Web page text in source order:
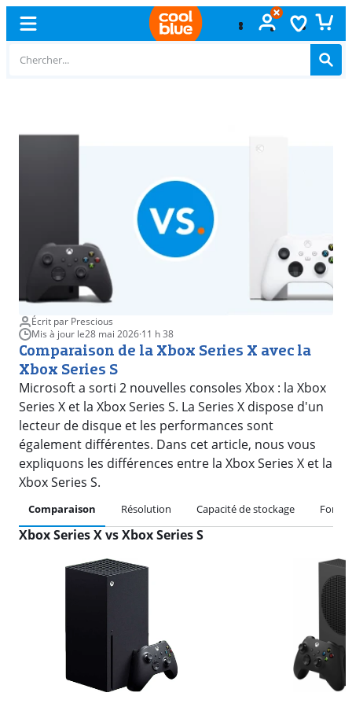
Écrit par Prescious
Mis à jour le28 mai 2026·11 h 38
Comparaison de la Xbox Series X avec la
Xbox Series S
Microsoft a sorti 2 nouvelles consoles Xbox : la Xbox
Series X et la Xbox Series S. La Series X dispose d'un
lecteur de disque et les performances sont
également différentes. Dans cet article, nous vous
expliquons les différences entre la Xbox Series X et la
Xbox Series S.
Comparaison Résolution Capacité de stockage
Xbox Series X vs Xbox Series S